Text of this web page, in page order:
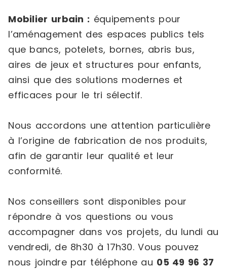
Mobilier urbain : équipements pour
l’aménagement des espaces publics tels
que bancs, potelets, bornes, abris bus,
aires de jeux et structures pour enfants,
ainsi que des solutions modernes et
efficaces pour le tri sélectif.
Nous accordons une attention particulière
à l’origine de fabrication de nos produits,
afin de garantir leur qualité et leur
conformité.
Nos conseillers sont disponibles pour
répondre à vos questions ou vous
accompagner dans vos projets, du lundi au
vendredi, de 8h30 à 17h30. Vous pouvez
nous joindre par téléphone au 05 49 96 37